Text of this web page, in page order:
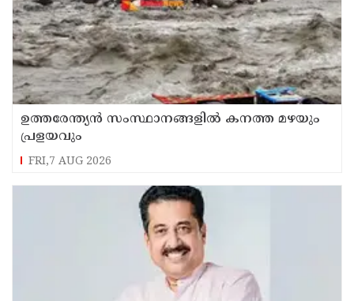
ഉത്തരേന്ത്യൻ സംസ്ഥാനങ്ങളിൽ കനത്ത മഴയും
പ്രളയവും
FRI,7 AUG 2026